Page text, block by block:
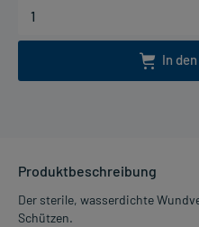
In
Produktbeschreibung
Der sterile, wasserdichte
Schützen.